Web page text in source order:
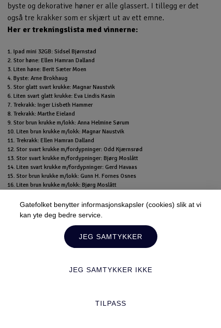
Hold deg oppdatert!
byste og dekorative høner er alle glassert. I tillegg er det
også tre krakker som er skjært ut av ett emne.
Her er trekningslista med vinnerne:
1. Ipad mini 32GB: Sidsel Bjørnstad
2. Stor høne: Ellen Hamran Dalland
3. Liten høne: Berit Sæter Moen
4. Byste: Arne Brokhaug
5. Stor glatt svart krukke: Magnar Naustvik
6. Liten svart glatt krukke: Eva Lindis Kasin
7. Trekrakk: Inger Lisbeth Hammer
8. Trekrakk: Marthe Eieland
9. Stor brun krukke m/lokk: Anna Helmine Sørum
10. Liten brun krukke m/lokk: Magnar Naustvik
11. Trekrakk: Ellen Hamran Dalland
12. Stor svart krukke m/fordypninger: Odd Kjærnsrød
13. Stor svart krukke m/fordypninger: Bjørg Moslått
14. Liten svart krukke m/fordypninger: Gerd Havaas
15. Stor brun krukke m/lokk: Gunn H. Fornes Osnes
16. Liten brun krukke m/lokk: Bjørg Moslått
18. Liten svart krukke u/lokk: Gerd Havaas
19. Liten svart krukke m/lokk: Solveig Nylund
20. Liten svart krukke u/lokk: Nils Georg Raddum
21. Liten svart krukke m/lokk: Inger Johanne Sælid Grimsrud
22. Lita åpen krukke: Ludvig Taule
23. 3 små skåler: Gunn H. Fornes Osnes
Gatefolket benytter informasjonskapsler (cookies) slik at vi
kan yte deg bedre service.
JEG SAMTYKKER
JEG SAMTYKKER IKKE
TILPASS